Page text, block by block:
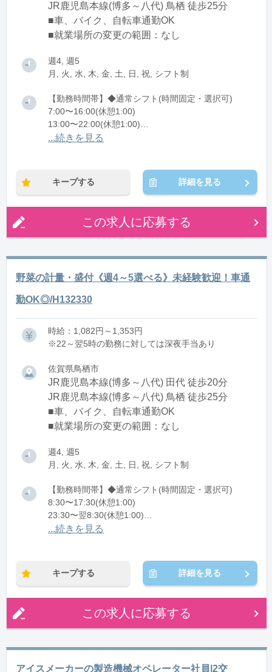
JR鹿児島本線(博多～八代) 鳥栖 徒歩25分
■車、バイク、自転車通勤OK
■就業場所の変更の範囲：なし
週4, 週5
月, 火, 水, 木, 金, 土, 日, 祝, シフト制
【勤務時間帯】◆通常シフト(時間固定・選択可)
7:00〜16:00(休憩1:00)
13:00〜22:00(休憩1:00)
21:00〜翌6:00(休憩1:00)
...続きを見る
キープする 詳細を見る
この求人に応募する
野菜の計量・盛付《週4～5選べる》未経験歓迎！車通
勤OK◎/H132330
時給：1,082円～1,353円
※22～翌5時の勤務に対しては深夜手当あり
佐賀県鳥栖市
JR鹿児島本線(博多～八代) 田代 徒歩20分
JR鹿児島本線(博多～八代) 鳥栖 徒歩25分
■車、バイク、自転車通勤OK
■就業場所の変更の範囲：なし
週4, 週5
月, 火, 水, 木, 金, 土, 日, 祝, シフト制
【勤務時間帯】◆通常シフト(時間固定・選択可)
8:30〜17:30(休憩1:00)
23:30〜翌8:30(休憩1:00)
...続きを見る
キープする 詳細を見る
この求人に応募する
アイスメーカーの製造機械オペレーター社員|2交